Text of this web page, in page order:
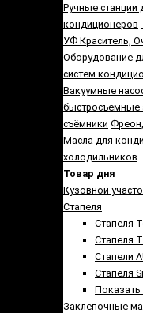
Ручные станции
кондиционеров
УФ Краситель,
Оборудование
систем
Вакуумные
быстросъёмные
съёмники
Масла для
холодильников
Товар дня
Кузовной
Стапеля
Стапеля
Стапеля
Стапели
Стапеля
Показать
Заклепочные